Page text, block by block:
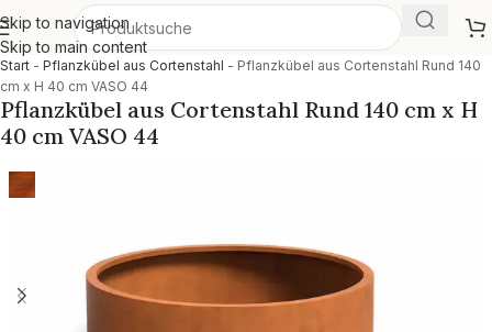
Skip to navigation
Skip to main content
Start - Pflanzkübel aus Cortenstahl - Pflanzkübel aus Cortenstahl Rund 140
cm x H 40 cm VASO 44
Pflanzkübel aus Cortenstahl Rund 140 cm x H
40 cm VASO 44